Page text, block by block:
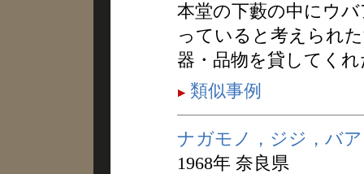
本堂の下藪の中にウ
っていると考えられ
器・品物を貸してく
類似事例
ナガモノ，ジジ，バア
1968年 奈良県